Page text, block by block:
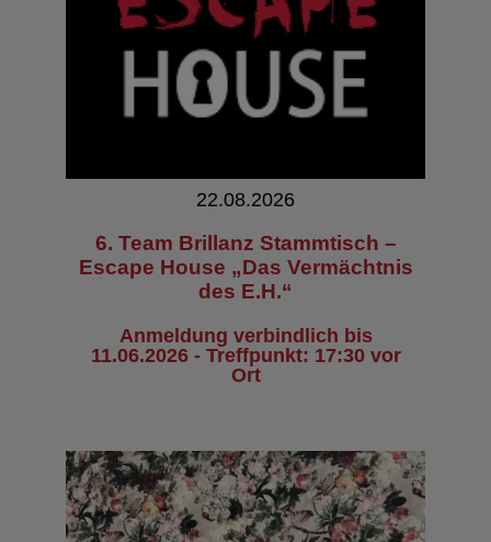
22.08.2026
6. Team Brillanz Stammtisch –
Escape House „Das Vermächtnis
des E.H.“
Anmeldung verbindlich bis
11.06.2026 - Treffpunkt: 17:30 vor
Ort